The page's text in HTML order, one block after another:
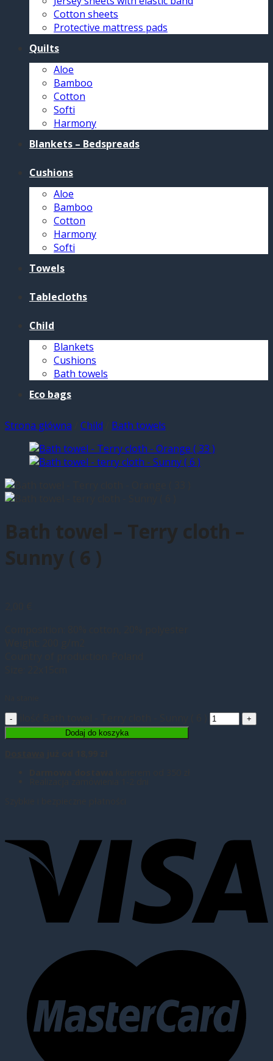
Cotton sheets
Protective mattress pads
Quilts
Aloe
Bamboo
Cotton
Softi
Harmony
Blankets – Bedspreads
Cushions
Aloe
Bamboo
Cotton
Harmony
Softi
Towels
Tablecloths
Child
Blankets
Cushions
Bath towels
Eco bags
Strona główna Child Bath towels
Bath towel – Terry cloth –
Sunny ( 6 )
Dodaj do koszyka